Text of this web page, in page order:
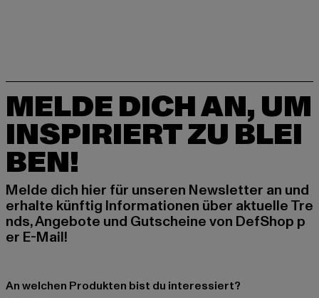
MELDE DICH AN, UM
INSPIRIERT ZU BLEI
BEN!
Melde dich hier für unseren Newsletter an und
erhalte künftig Informationen über aktuelle Tre
nds, Angebote und Gutscheine von DefShop p
er E-Mail!
An welchen Produkten bist du interessiert?